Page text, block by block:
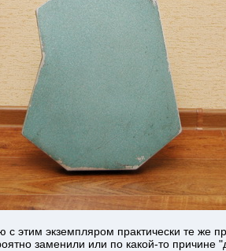
этим экземпляром практически те же
заменили или по какой-то причине